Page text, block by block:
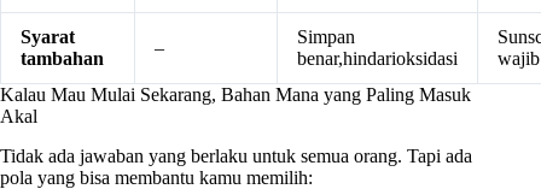
Syarat
tambahan
–
Simpan
benar,hindarioksidasi
wajib
Kalau Mau Mulai Sekarang, Bahan Mana yang Paling Masuk
Akal
Tidak ada jawaban yang berlaku untuk semua orang. Tapi ada
pola yang bisa membantu kamu memilih: